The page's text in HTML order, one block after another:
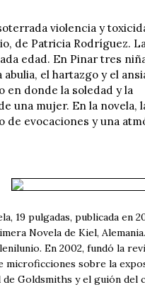
violencia y
de Patricia Rodríguez.
edad. En Pinar tres
el hartazgo y el
en donde la soledad y la
una mujer. En la novela,
de evocaciones y una
19 pulgadas, publicada en
Novela de Kiel,
En 2002, fundó la
sobre la
Goldsmiths y el guión del